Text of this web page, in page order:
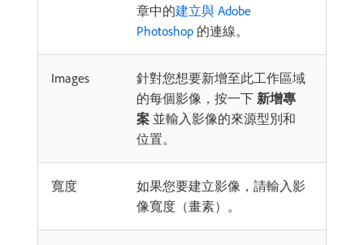
章中的建立與 Adobe
Photoshop 的連線。
Images
針對您想要新增至此工作區域
的每個影像，按一下 新增專
案 並輸入影像的來源型別和
位置。
寬度
如果您要建立影像，請輸入影
像寬度（畫素）。